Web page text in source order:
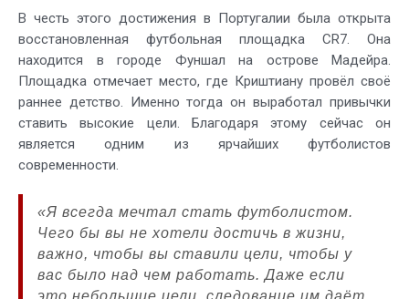
В честь этого достижения в Португалии была открыта
восстановленная футбольная площадка CR7. Она
находится в городе Фуншал на острове Мадейра.
Площадка отмечает место, где Криштиану провёл своё
раннее детство. Именно тогда он выработал привычки
ставить высокие цели. Благодаря этому сейчас он
является одним из ярчайших футболистов
современности.
«Я всегда мечтал стать футболистом.
Чего бы вы не хотели достичь в жизни,
важно, чтобы вы ставили цели, чтобы у
вас было над чем работать. Даже если
это небольшие цели, следование им даёт